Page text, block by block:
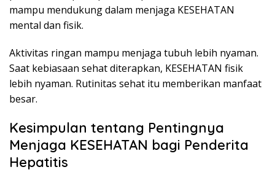
mampu mendukung dalam menjaga KESEHATAN
mental dan fisik.
Aktivitas ringan mampu menjaga tubuh lebih nyaman.
Saat kebiasaan sehat diterapkan, KESEHATAN fisik
lebih nyaman. Rutinitas sehat itu memberikan manfaat
besar.
Kesimpulan tentang Pentingnya
Menjaga KESEHATAN bagi Penderita
Hepatitis